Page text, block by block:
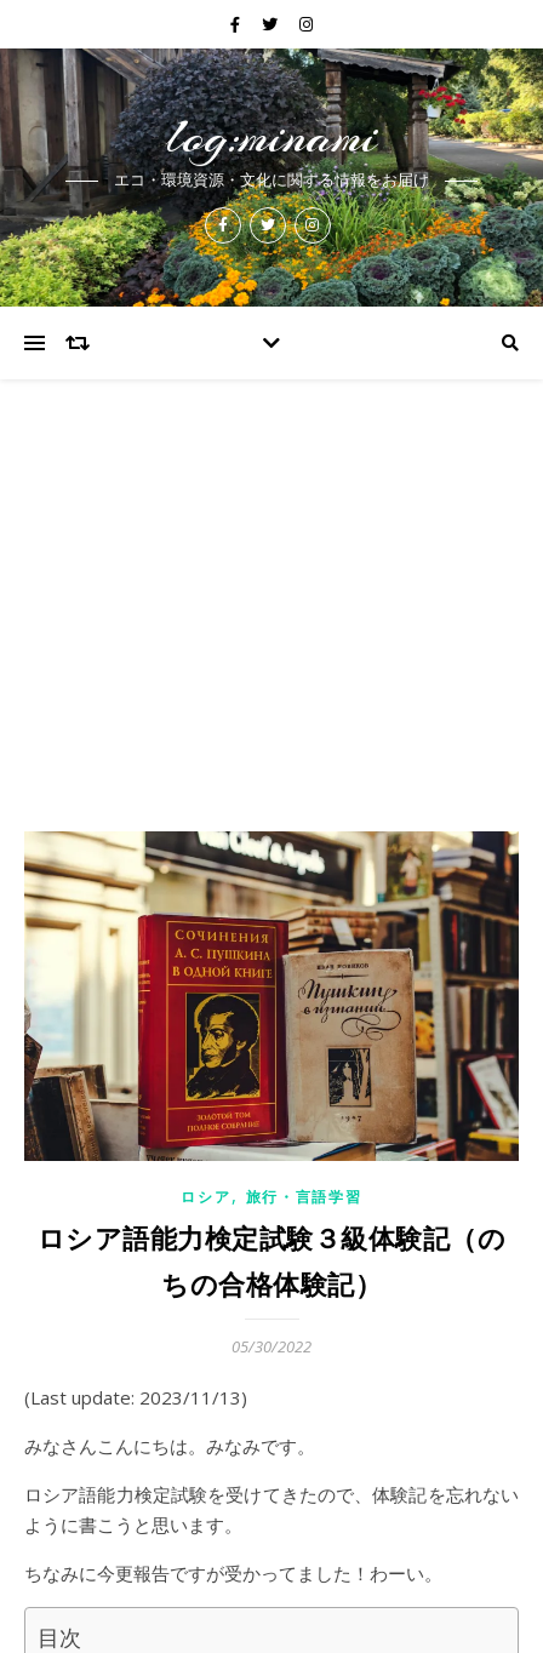
log:minami
エコ・環境資源・文化に関する情報をお届け
ロシア, 旅行・言語学習
ロシア語能力検定試験３級体験記（の
ちの合格体験記）
05/30/2022
(Last update: 2023/11/13)
みなさんこんにちは。みなみです。
ロシア語能力検定試験を受けてきたので、体験記を忘れない
ように書こうと思います。
ちなみに今更報告ですが受かってました！わーい。
目次